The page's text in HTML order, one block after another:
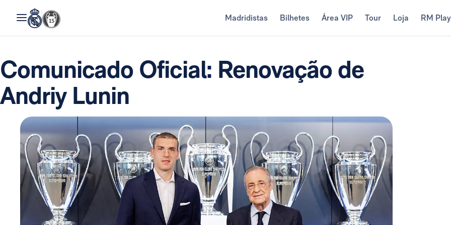
Madridistas Bilhetes Área VIP Tour Loja RM Play
Comunicado Oficial: Renovação de
Andriy Lunin